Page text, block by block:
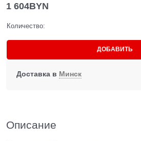
1 604BYN
Количество:
ДОБАВИТЬ
Доставка в Минск
Описание